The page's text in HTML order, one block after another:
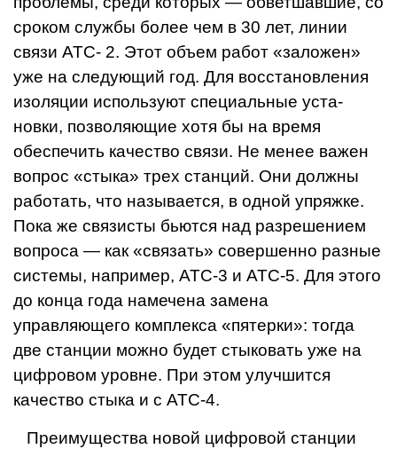
сроком службы более чем в 30 лет, линии
связи АТС- 2. Этот объем работ «зало­жен»
уже на следующий год. Для восстановления
изоляции используют специальные уста­
новки, позволяющие хотя бы на время
обеспечить качество связи. Не менее важен
вопрос «стыка» трех станций. Они должны
работать, что называ­ется, в одной упряжке.
Пока же связисты бьются над разреше­нием
вопроса — как «связать» совершенно разные
системы, например, АТС-3 и АТС-5. Для этого
до конца года намечена замена
управляющего комп­лекса «пятерки»: тогда
две станции можно будет стыко­вать уже на
цифровом уровне. При этом улучшится
качество стыка и с АТС-4.
Преимущества новой циф­ровой станции